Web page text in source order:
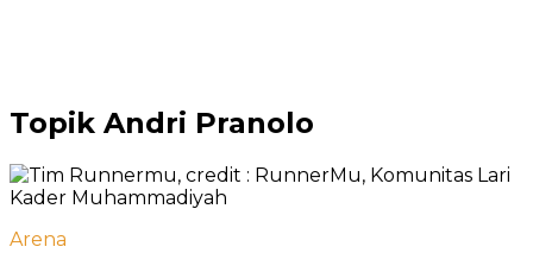
Topik Andri Pranolo
Arena